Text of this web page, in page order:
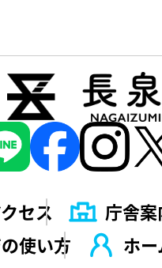
セス
庁舎案
使い⽅
ホ